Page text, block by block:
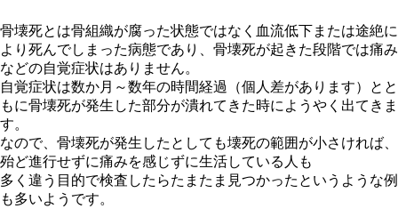
骨壊死とは骨組織が腐った状態ではなく血流低下または途絶に
より死んでしまった病態であり、骨壊死が起きた段階では痛み
などの自覚症状はありません。
自覚症状は数か月～数年の時間経過（個人差があります）とと
もに骨壊死が発生した部分が潰れてきた時にようやく出てきま
す。
なので、骨壊死が発生したとしても壊死の範囲が小さければ、
殆ど進行せずに痛みを感じずに生活している人も
多く違う目的で検査したらたまたま見つかったというような例
も多いようです。